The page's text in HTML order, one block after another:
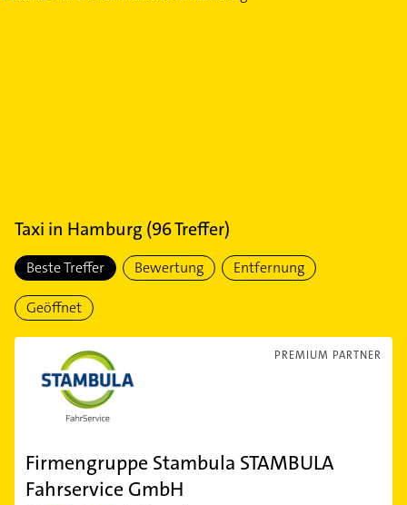
Taxi in Hamburg (96Treffer)
Beste Treffer Bewertung Entfernung
Geöffnet
PREMIUM PARTNER
Firmengruppe Stambula STAMBULA
Fahrservice GmbH